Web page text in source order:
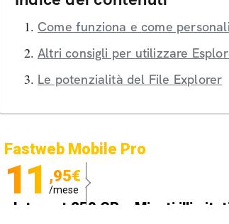
Come funziona e come
Altri consigli per utilizzare
Le potenzialità del File Explorer
Fastweb Mobile Pro
11 ,95€
/mese
Internet 250 GB e Minuti